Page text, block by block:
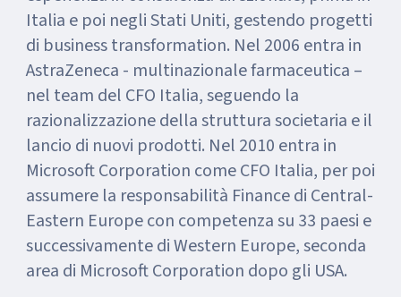
Italia e poi negli Stati Uniti, gestendo progetti
di business transformation. Nel 2006 entra in
AstraZeneca - multinazionale farmaceutica –
nel team del CFO Italia, seguendo la
razionalizzazione della struttura societaria e il
lancio di nuovi prodotti. Nel 2010 entra in
Microsoft Corporation come CFO Italia, per poi
assumere la responsabilità Finance di Central-
Eastern Europe con competenza su 33 paesi e
successivamente di Western Europe, seconda
area di Microsoft Corporation dopo gli USA.